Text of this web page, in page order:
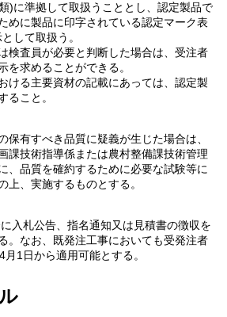
)に準拠して取扱うこととし、認定製品で
めに製品に印字されている認定マーク表
して取扱う。
検査員が必要と判断した場合は、受注者
を求めることができる。
ける主要資材の記載にあっては、認定製
ること。
保有すべき品質に疑義が生じた場合は、
課技術指導係または農村整備課技術管理
、品質を確約するために必要な試験等に
上、実施するものとする。
入札公告、指名通知又は見積書の徴収を
。なお、既発注工事においても受発注者
1日から適用可能とする。